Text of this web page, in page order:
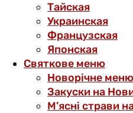
Тайская
Украинская
Французская
Японская
Святкове меню
Новорічне меню
Закуски на
М’ясні страви